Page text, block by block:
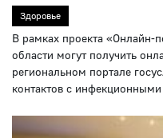
Здоровье
В рамках проекта «Онлайн-
области могут получить
региональном портале
контактов с